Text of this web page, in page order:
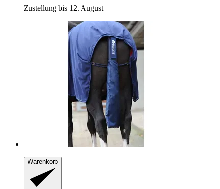
Zustellung bis 12. August
Warenkorb